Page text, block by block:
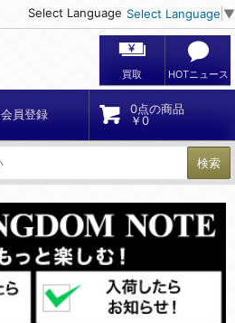
Select Language Select Language ▼
買取 HOTニュース
会員登録
0点の商品
￥0
検索